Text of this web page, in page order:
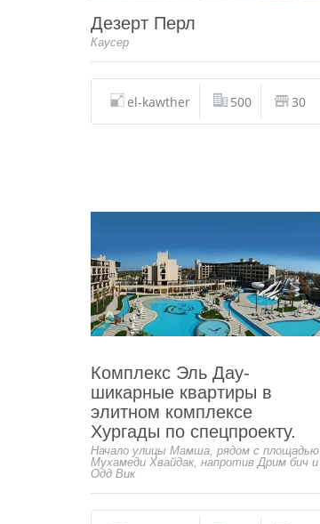
Дезерт Перл
Каусер
el-kawther 500 30
Комплекс Эль Дау-
шикарные квартиры в
элитном комплексе
Хургады по спецпроекту.
Начало улицы Мамша, рядом с площадью
Мухамеди Хвайдак, напротив Дрим бич и
Одд Вик